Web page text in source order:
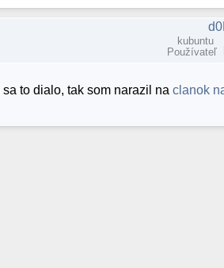
kubuntu
Používateľ
to dialo, tak som narazil naclanok